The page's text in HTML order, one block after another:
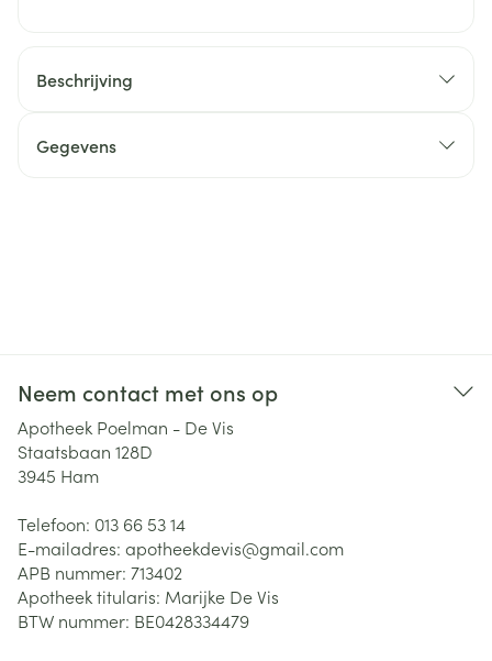
Beschrijving
Gegevens
Neem contact met ons op
Apotheek Poelman - De Vis
Staatsbaan 128D
3945 Ham
Telefoon: 013 66 53 14
E-mailadres: apotheekdevis@gmail.com
APB nummer: 713402
Apotheek titularis: Marijke De Vis
BTW nummer: BE0428334479